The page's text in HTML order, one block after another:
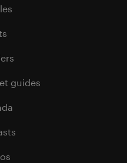
guides